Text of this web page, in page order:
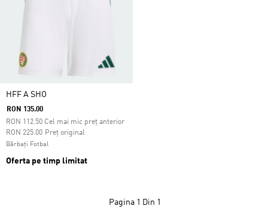
HFF A SHO
RON 135.00
RON 112.50 Cel mai mic preț anterior
Preț original
Preț redus de la
RON 225.00la
Bărbați Fotbal
Oferta pe timp limitat
Pagina 1 Din 1